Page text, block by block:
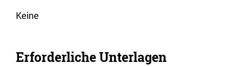
Keine
Erforderliche Unterlagen